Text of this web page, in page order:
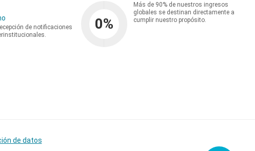
de notificaciones
0%
Más de 90% de nuestros ingresos
globales se destinan directamente a
cumplir nuestro propósito.
de datos